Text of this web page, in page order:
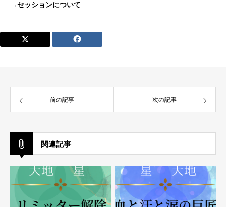
→セッションについて
前の記事 次の記事
関連記事